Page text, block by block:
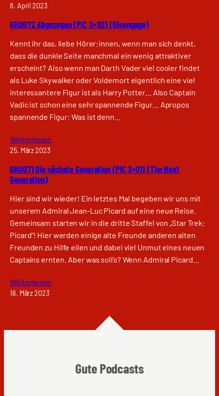
8. April 2023
GHU072 Abgezogen (PIC 3×02) (Disengage)
Kennt ihr das, liebe Hörer:innen, wenn man sich denkt,
dass die dunkle Seite manchmal ein wenig attraktiver
erscheint? Also wenn man Darth Vader viel cooler findet
als Luke Skywalker oder Voldemort eigentlich eine viel
interessantere Figur ist als Harry Potter… Also Captain
Vadic ist schon eine sehr spannende Figur… Apropos
spannende Figur: Was ist denn…
Weiterlesen
25. März 2023
GHU071 Die nächste Generation (PIC 3×01) (The Next
Generation)
Hier sind wir wieder! Ein letztes Mal begeben wir uns mit
unserem Admiral Jean-Luc Picard auf eine neue Reise.
Gemeinsam starten wir in die dritte Staffel von „Star Trek:
Picard“! Hier werden einige alte Freunde anderen alten
Freunden zu Hilfe eilen und dabei viel Unmut eines neuen
Captains ernten. Aber was soll’s? Wenn Admiral Picard…
Weiterlesen
18. März 2023
Gute Podcasts